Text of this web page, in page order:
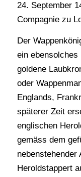
24. September
Compagnie zu
Der
ein ebensolches
goldene
oder
Englands,
späterer Zeit
englischen
gemäss dem
nebenstehender
Heroldstappert